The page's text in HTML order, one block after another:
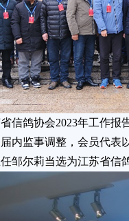
信鸽协会2023年工作报
内监事调整，会员代表
邹尔莉当选为江苏省信